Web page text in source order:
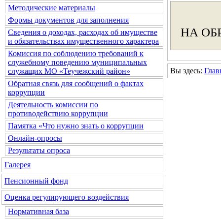
Методические материалы
Формы документов для заполнения
Сведения о доходах, расходах об имуществе
и обязательствах имущественного характера
Комиссия по соблюдению требований к
служебному поведению муниципальных
служащих МО «Теучежский район»
Обратная связь для сообщений о фактах
коррупции
Деятельность комиссии по
противодействию коррупции
Памятка «Что нужно знать о коррупции
Онлайн-опросы
Результаты опроса
Галерея
Пенсионный фонд
Оценка регулирующего воздействия
Нормативная база
НА
Вы здесь: